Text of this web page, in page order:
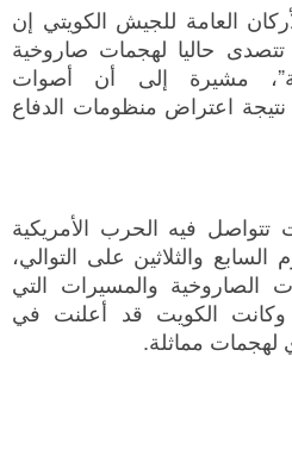
العامة للجيش الكويتي إن
تتصدى حاليا لهجمات صاروخية
مشيرة إلى أن أصوات
اعتراض منظومات الدفاع
فيه الحرب الأمريكية
السابع والثلاثين على التوالي،
الصاروخية والمسيرات التي
وكانت الكويت قد أعلنت في
مماثلة.